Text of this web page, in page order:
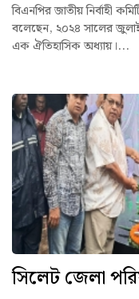
বিএনপির জাতীয় নির্বাহী
বলেছেন, ২০২৪ সালের
এক ঐতিহাসিক অধ্যায়।...
সিলেট জেলা